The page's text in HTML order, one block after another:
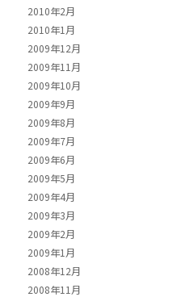
2010年2月
2010年1月
2009年12月
2009年11月
2009年10月
2009年9月
2009年8月
2009年7月
2009年6月
2009年5月
2009年4月
2009年3月
2009年2月
2009年1月
2008年12月
2008年11月